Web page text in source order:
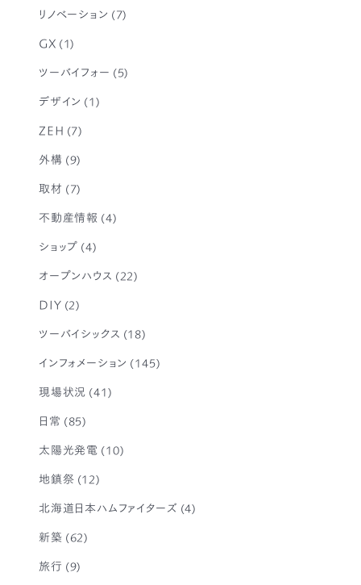
リノベーション (7)
GX (1)
ツーバイフォー (5)
デザイン (1)
ZEH (7)
外構 (9)
取材 (7)
不動産情報 (4)
ショップ (4)
オープンハウス (22)
DIY (2)
ツーバイシックス (18)
インフォメーション (145)
現場状況 (41)
日常 (85)
太陽光発電 (10)
地鎮祭 (12)
北海道日本ハムファイターズ (4)
新築 (62)
旅行 (9)